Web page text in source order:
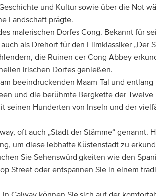
und Kultur sowie über die Not
Landschaft prägte.
malerischen Dorfes Cong. Bekannt für
als Drehort für den Filmklassiker „Der
die Ruinen der Cong Abbey
irischen Dorfes genießen.
beeindruckenden Maam-Tal und entlang
und die berühmte Bergkette der Twelve
seinen Hunderten von Inseln und der
oft auch „Stadt der Stämme“ genannt.
um diese lebhafte Küstenstadt zu
Sie Sehenswürdigkeiten wie den
Street oder entspannen Sie in einem